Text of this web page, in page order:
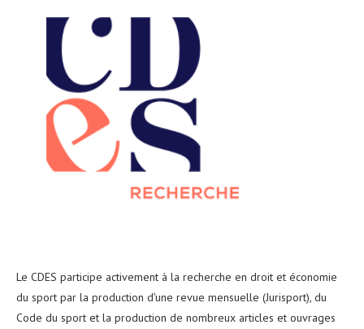
Le CDES participe activement à la recherche en droit et économie
du sport par la production d'une revue mensuelle (Jurisport), du
Code du sport et la production de nombreux articles et ouvrages